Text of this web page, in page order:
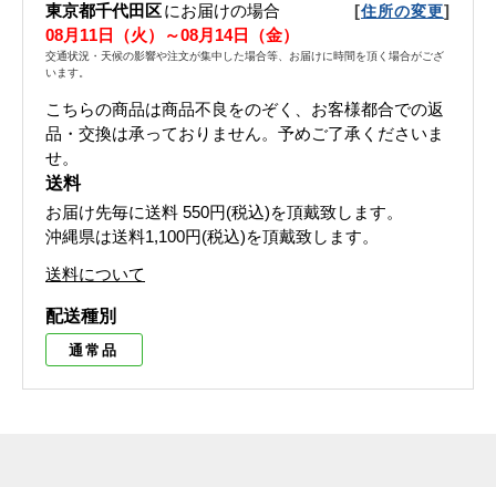
東京都千代田区にお届けの場合 [住所の変更]
08月11日（火）～08月14日（金）
交通状況・天候の影響や注文が集中した場合等、お届けに時間を頂く場合がござ
います。
こちらの商品は商品不良をのぞく、お客様都合での返
品・交換は承っておりません。予めご了承くださいま
せ。
送料
お届け先毎に送料 550円(税込)を頂戴致します。
沖縄県は送料1,100円(税込)を頂戴致します。
送料について
配送種別
通常品